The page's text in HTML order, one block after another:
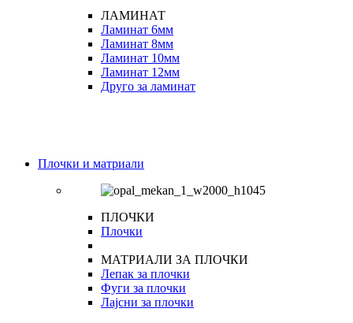
ЛАМИНАТ
Ламинат 6мм
Ламинат 8мм
Ламинат 10мм
Ламинат 12мм
Друго за ламинат
Плочки и матриали
ПЛОЧКИ
Плочки
МАТРИАЛИ ЗА ПЛОЧКИ
Лепак за плочки
Фуги за плочки
Лајсни за плочки